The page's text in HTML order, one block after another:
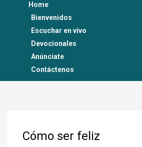
Home
Bienvenidos
Escuchar en vivo
Devocionales
Anúnciate
Contáctenos
Cómo ser feliz